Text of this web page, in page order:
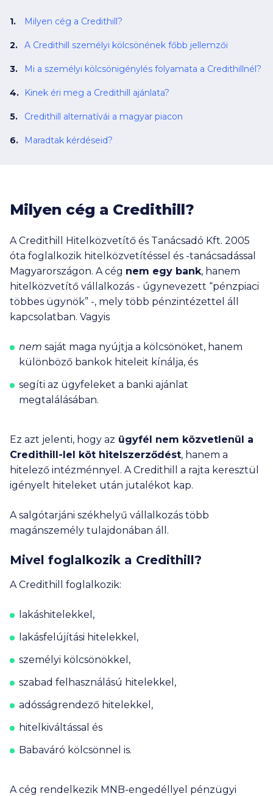
Milyen cég a Credithill?
A Credithill személyi kölcsönének főbb jellemzői
Mi a személyi kölcsönigénylés folyamata a Credithillnél?
Kinek éri meg a Credithill ajánlata?
Credithill alternatívái a magyar piacon
Maradtak kérdéseid?
Milyen cég a Credithill?
A Credithill Hitelközvetítő és Tanácsadó Kft. 2005
óta foglalkozik hitelközvetítéssel és -tanácsadással
Magyarországon. A cég nem egy bank, hanem
hitelközvetítő vállalkozás - úgynevezett “pénzpiaci
többes ügynök” -, mely több pénzintézettel áll
kapcsolatban. Vagyis
nem saját maga nyújtja a kölcsönöket, hanem
különböző bankok hiteleit kínálja, és
segíti az ügyfeleket a banki ajánlat
megtalálásában.
Ez azt jelenti, hogy az ügyfél nem közvetlenül a
Credithill-lel köt hitelszerződést, hanem a
hitelező intézménnyel. A Credithill a rajta keresztül
igényelt hiteleket után jutalékot kap.
A salgótarjáni székhelyű vállalkozás több
magánszemély tulajdonában áll.
Mivel foglalkozik a Credithill?
A Credithill foglalkozik:
lakáshitelekkel,
lakásfelújítási hitelekkel,
személyi kölcsönökkel,
szabad felhasználású hitelekkel,
adósságrendező hitelekkel,
hitelkiváltással és
Babaváró kölcsönnel is.
A cég rendelkezik MNB-engedéllyel pénzügyi